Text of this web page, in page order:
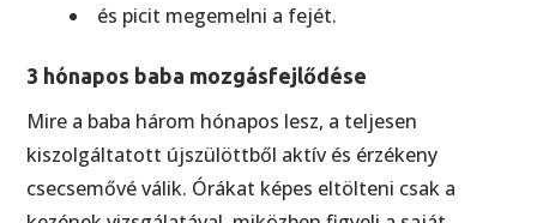
és picit megemelni a fejét.
3 hónapos baba mozgásfejlődése
Mire a baba három hónapos lesz, a teljesen
kiszolgáltatott újszülöttből aktív és érzékeny
csecsemővé válik. Órákat képes eltölteni csak a